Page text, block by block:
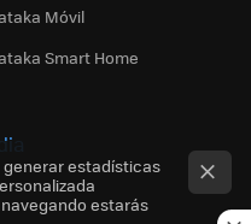
Móvil
Smart Home
estadísticas
estarás